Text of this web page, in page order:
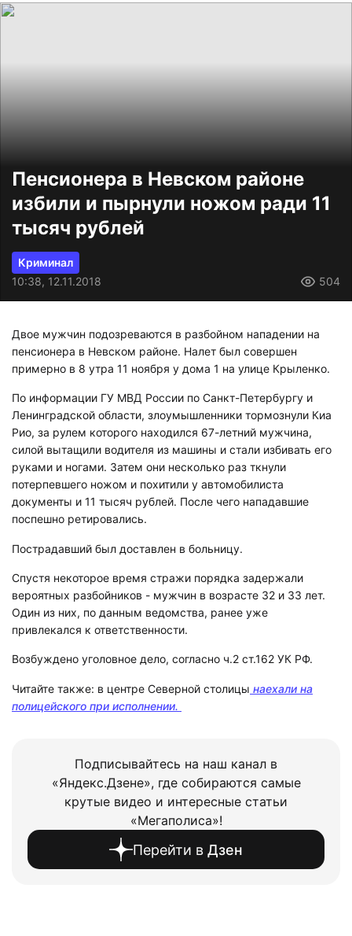
Пенсионера в Невском районе
избили и пырнули ножом ради 11
тысяч рублей
Криминал
10:38, 12.11.2018
504
Двое мужчин подозреваются в разбойном нападении на
пенсионера в Невском районе. Налет был совершен
примерно в 8 утра 11 ноября у дома 1 на улице Крыленко.
По информации ГУ МВД России по Санкт-Петербургу и
Ленинградской области, злоумышленники тормознули Киа
Рио, за рулем которого находился 67-летний мужчина,
силой вытащили водителя из машины и стали избивать его
руками и ногами. Затем они несколько раз ткнули
потерпевшего ножом и похитили у автомобилиста
документы и 11 тысяч рублей. После чего нападавшие
поспешно ретировались.
Пострадавший был доставлен в больницу.
Спустя некоторое время стражи порядка задержали
вероятных разбойников - мужчин в возрасте 32 и 33 лет.
Один из них, по данным ведомства, ранее уже
привлекался к ответственности.
Возбуждено уголовное дело, согласно ч.2 ст.162 УК РФ.
Читайте также: в центре Северной столицы наехали на
полицейского при исполнении.
Подписывайтесь на наш канал в
«Яндекс.Дзене», где собираются самые
крутые видео и интересные статьи
«Мегаполиса»!
Перейти в Дзен